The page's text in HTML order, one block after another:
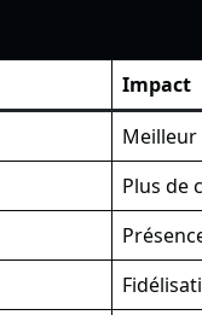
Impact
Meilleur
Plus de